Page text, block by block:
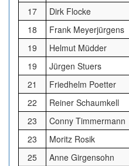
17
Dirk Flocke
18
Frank Meyerjürgens
19
Helmut Müdder
19
Jürgen Stuers
21
Friedhelm Poetter
22
Reiner Schaumkell
23
Conny Timmermann
23
Moritz Rosik
25
Anne Girgensohn